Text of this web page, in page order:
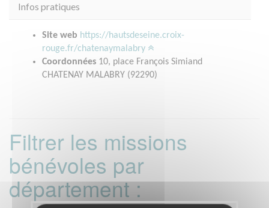
Infos pratiques
Site web https://hautsdeseine.croix-
rouge.fr/chatenaymalabry
Coordonnées 10, place François Simiand
CHATENAY MALABRY (92290)
Filtrer les missions
bénévoles par
département :